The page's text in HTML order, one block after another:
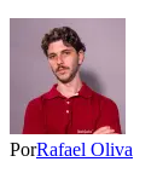
PorRafael Oliva